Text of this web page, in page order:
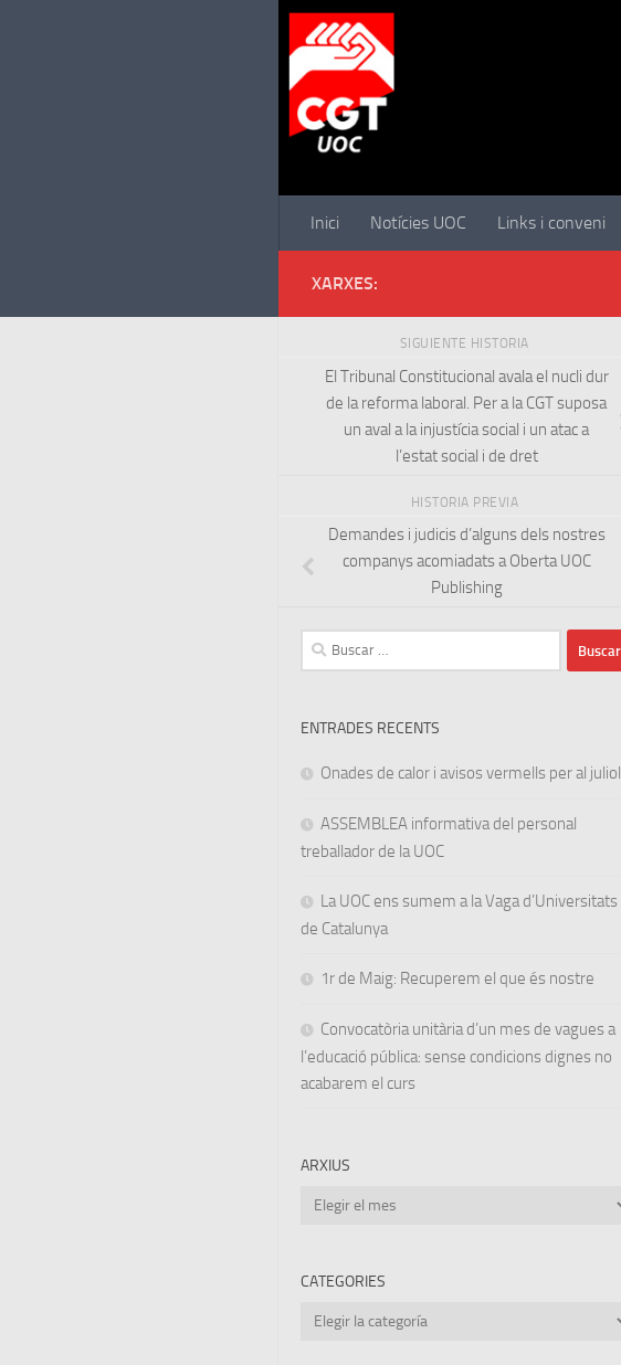
Inici Notícies UOC Links i conveni
XARXES:
SIGUIENTE HISTORIA
El Tribunal Constitucional avala el nucli dur
de la reforma laboral. Per a la CGT suposa
un aval a la injustícia social i un atac a
l’estat social i de dret
HISTORIA PREVIA
Demandes i judicis d’alguns dels nostres
companys acomiadats a Oberta UOC
Publishing
Buscar:
ENTRADES RECENTS
Onades de calor i avisos vermells per al juliol
ASSEMBLEA informativa del personal
treballador de la UOC
La UOC ens sumem a la Vaga d’Universitats
de Catalunya
1r de Maig: Recuperem el que és nostre
Convocatòria unitària d’un mes de vagues a
l’educació pública: sense condicions dignes no
acabarem el curs
ARXIUS
Arxius
CATEGORIES
Categories